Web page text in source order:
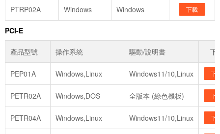
PTRP02A Windows Windows 下載
PCI-E
產品型號 操作系統 驅動/說明書 下
PEP01A Windows,Linux Windows11/10,Linux 下
PETR02A Windows,DOS 全版本 (綠色機板) 下
PETR04A Windows,Linux Windows11/10,Linux 下